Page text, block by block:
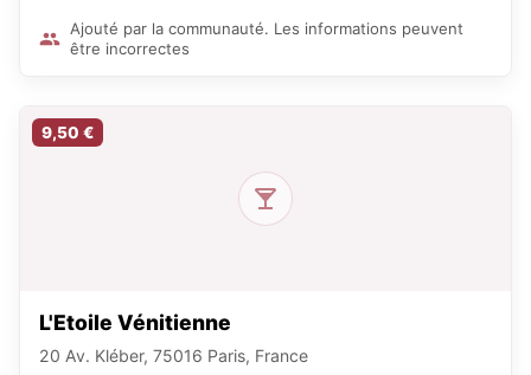
Ajouté par la communauté. Les informations peuvent
être incorrectes
9,50 €
L'Etoile Vénitienne
20 Av. Kléber, 75016 Paris, France